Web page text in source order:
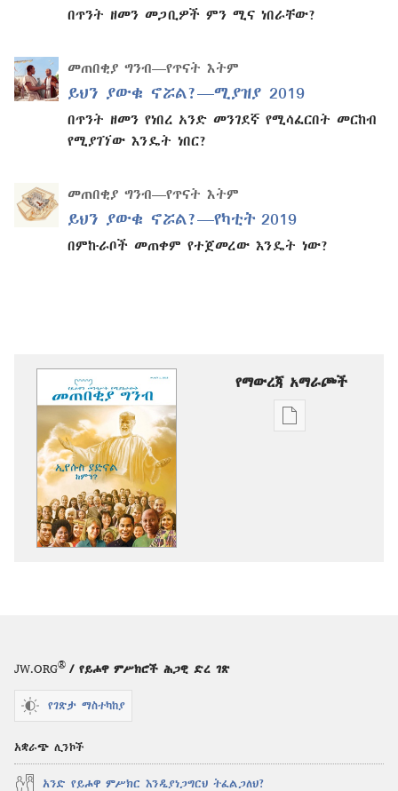
በጥንት ዘመን መጋቢዎች ምን ሚና ነበራቸው?
መጠበቂያ ግንብ—የጥናት እትም
ይህን ያውቁ ኖሯል?—ሚያዝያ 2019
በጥንት ዘመን የነበረ አንድ መንገደኛ የሚሳፈርበት መርከብ
የሚያገኘው እንዴት ነበር?
መጠበቂያ ግንብ—የጥናት እትም
ይህን ያውቁ ኖሯል?—የካቲት 2019
በምኩራቦች መጠቀም የተጀመረው እንዴት ነው?
የማውረጃ አማራጮች
የሕትመት
JW.ORG® / የይሖዋ ምሥክሮች ሕጋዊ ድረ ገጽ
የገጽታ ማስተካከያ
አቋራጭ ሊንኮች
አንድ የይሖዋ ምሥክር እንዲያነጋግርህ ትፈልጋለህ?